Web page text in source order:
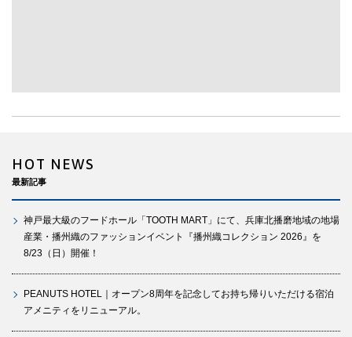
HOT NEWS
最新記事
神戸最大級のフードホール「TOOTH MART」にて、兵庫北播磨地域の地場
産業・播州織のファッションイベント『播州織コレクション 2026』を
8/23（日）開催！
PEANUTS HOTEL｜オープン8周年を記念してお持ち帰りいただける宿泊
アメニティをリニューアル。